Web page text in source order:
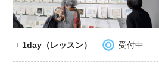
1day（レッスン） 受付中